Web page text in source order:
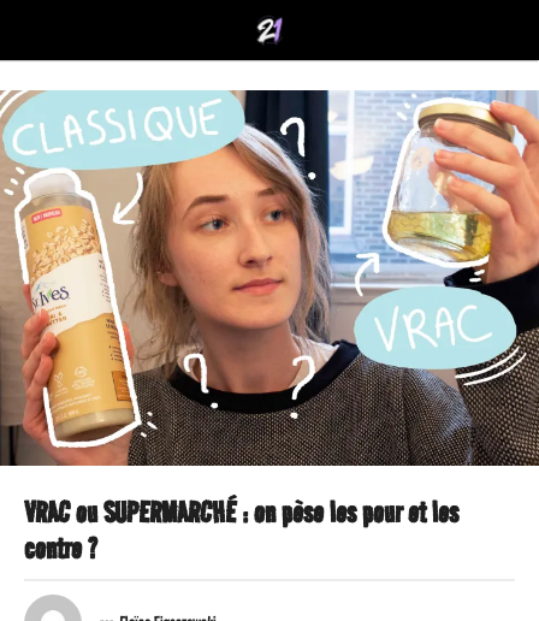
5
VRAC ou SUPERMARCHÉ : on pèse les pour et les
contre ?